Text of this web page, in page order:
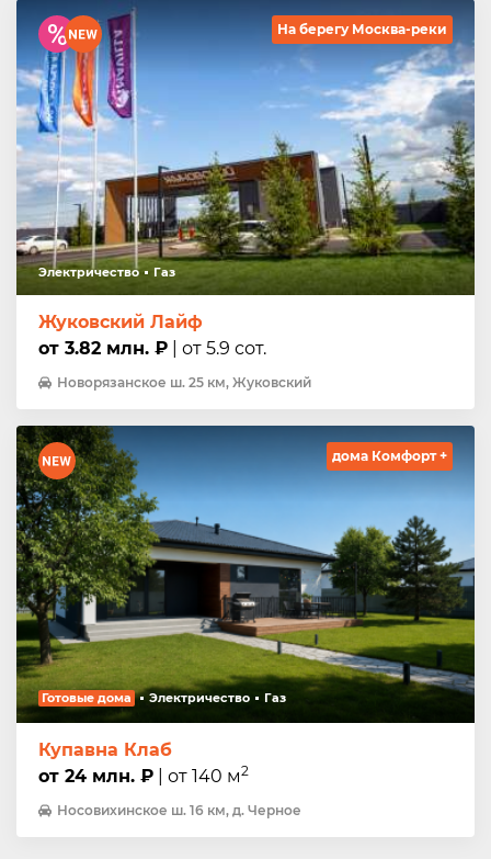
На берегу Москва-реки
Электричество Газ
Жуковский Лайф
от 3.82 млн. ₽ | от 5.9 сот.
Новорязанское ш. 25 км, Жуковский
дома Комфорт +
Готовые дома Электричество Газ
Купавна Клаб
от 24 млн. ₽ | от 140 м2
Носовихинское ш. 16 км, д. Черное